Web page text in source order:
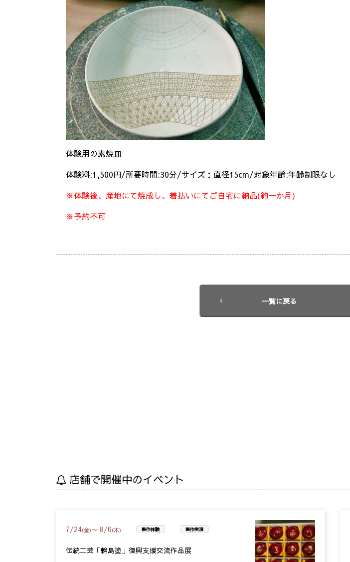
体験用の素焼皿
体験料:1,500円/所要時間:30分/サイズ：直径15cm/対象年齢:年齢制限なし
※体験後、産地にて焼成し、着払いにてご自宅に納品(約一か月)
※予約不可
一覧に戻る
店舗で開催中のイベント
7/24(金)〜 8/6(木) 製作体験 製作実演
伝統工芸「輪島塗」復興支援交流作品展